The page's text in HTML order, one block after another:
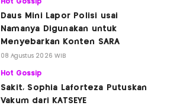
Daus Mini Lapor Polisi usai
Namanya Digunakan untuk
Menyebarkan Konten SARA
08 Agustus 2026 WIB
Hot Gossip
Sakit, Sophia Laforteza Putuskan
Vakum dari KATSEYE